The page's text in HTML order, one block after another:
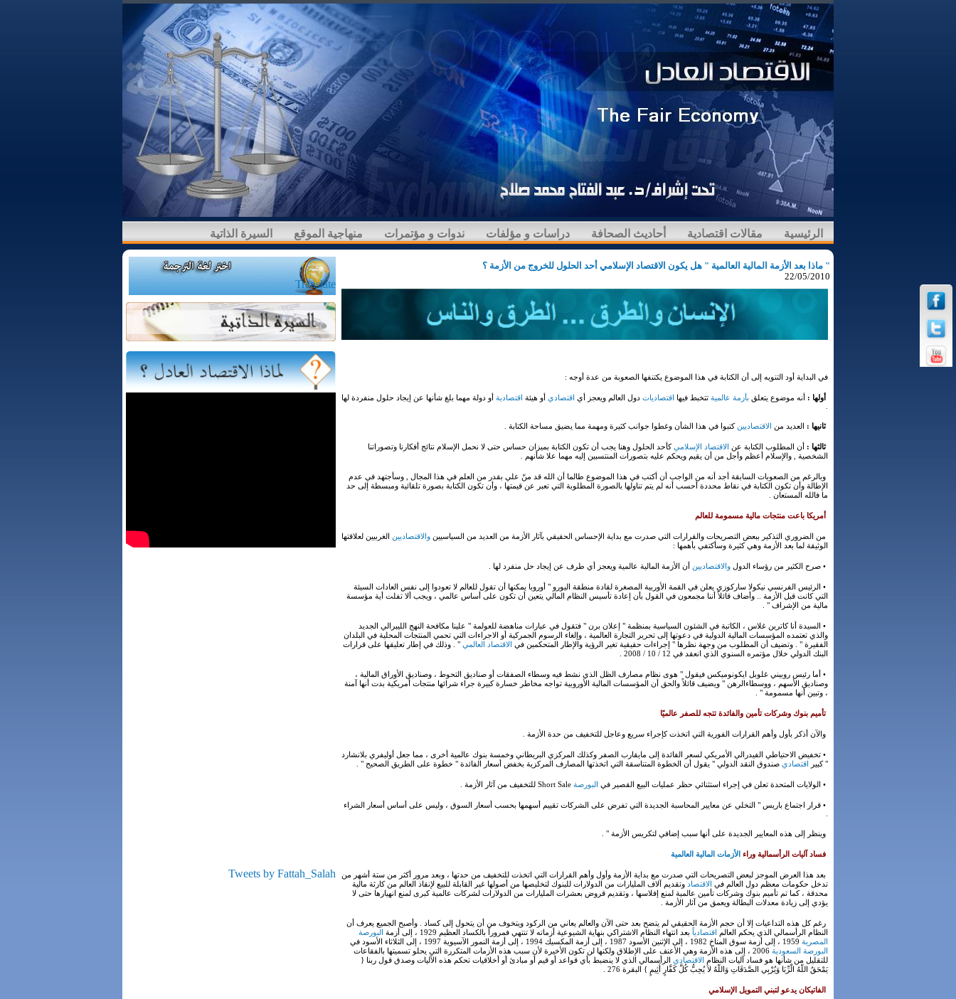
الرئيسية مقالات اقتصادية أحاديث الصحافة دراسات و مؤلفات ندوات و مؤتمرات منهاجية الموقع السيرة الذاتية
" ماذا بعد الأزمة المالية العالمية " هل يكون الاقتصاد الإسلامي أحد الحلول للخروج من الأزمة ؟
22/05/2010
في البداية أود التنويه إلى أن الكتابة في هذا الموضوع يكتنفها الصعوبة من عدة أوجه :
أولها : أنه موضوع يتعلق بأزمة عالمية تتخبط فيها اقتصاديات دول العالم ويعجز أي اقتصادي أو هيئة اقتصادية أو دولة مهما بلغ شأنها عن إيجاد حلول منفردة لها
ثانيها : العديد من الاقتصاديين كتبوا في هذا الشأن وغطوا جوانب كثيرة ومهمة مما يضيق مساحة الكتابة .
ثالثها : أن المطلوب الكتابة عن الاقتصاد الإسلاميكأحد الحلول وهنا يجب أن تكون الكتابة بميزان حساس حتى لا نحمل الإسلام نتائج أفكارنا وتصوراتنا
الشخصية , والإسلام أعظم وأجل من أن يقيم ويحكم عليه بتصورات المنتسبين إليه مهما علا شأنهم .
وبالرغم من الصعوبات السابقة أجد أنه من الواجب أن أكتب في هذا الموضوع طالما أن الله قد منّ علي بقدر من العلم في هذا المجال , وسأجتهد في عدم
الإطالة وأن تكون الكتابة في نقاط محددة أحسب أنه لم يتم تناولها بالصورة المطلوبة التي تعبر عن قيمتها ، وأن تكون الكتابة بصورة تلقائية ومبسطة إلى حد
ما فالله المستعان .
أمريكا باعت منتجات مالية مسمومة للعالم
من الضروري التذكير ببعض التصريحات والقرارات التي صدرت مع بداية الإحساس الحقيقي بآثار الأزمة من العديد من السياسيين والاقتصاديين الغربيين لعلاقتها
الوثيقة لما بعد الأزمة وهي كثيرة وسأكتفي بأهمها :
• صرح الكثير من رؤساء الدول والاقتصاديين أن الأزمة المالية عالمية ويعجز أي طرف عن إيجاد حل منفرد لها .
• الرئيس الفرنسي نيكولا ساركوزي يعلن في القمة الأوربية المصغرة لقادة منطقة اليورو " أوروبا يمكنها أن تقول للعالم لا تعودوا إلى نفس العادات السيئة
التي كانت قبل الأزمة .. وأضاف قائلاً أننا مجمعون في القول بأن إعادة تأسيس النظام المالي يتعين أن تكون على أساس عالمي ، ويجب ألا تفلت أية مؤسسة
مالية من الإشراف " .
• السيدة أنا كاترين غلاس ، الكاتبة في الشئون السياسية بمنظمة " إعلان برن " فتقول في عبارات مناهضة للعولمة " علينا مكافحة النهج الليبرالي الجديد
والذي تعتمده المؤسسات المالية الدولية في دعوتها إلى تحرير التجارة العالمية ، وإلغاء الرسوم الجمركية أو الاجراءات التي تحمي المنتجات المحلية في البلدان
الفقيرة " . وتضيف أن المطلوب من وجهة نظرها " إجراءات حقيقية تغير الرؤية والإطار المتحكمين في الاقتصاد العالمي " . وذلك في إطار تعليقها على قرارات
البنك الدولي خلال مؤتمره السنوي الذي انعقد في 12 / 10 / 2008 .
• أما رئيس روبيني غلوبل ايكونوميكس فيقول " هوى نظام مصارف الظل الذي نشط فيه وسطاء الصفقات أو صناديق التحوط ، وصناديق الأوراق المالية ،
وصناديق الأسهم ، ووسطاءالرهن " ويضيف قائلاً والحق أن المؤسسات المالية الأوروبية تواجه مخاطر خسارة كبيرة جراء شرائها منتجات أمريكية بدت أنها آمنة
، وتبين أنها مسمومة " .
تأميم بنوك وشركات تأمين والفائدة تتجه للصفر عالميًا
والآن أذكر بأول وأهم القرارات الفورية التي اتخذت كإجراء سريع وعاجل للتخفيف من حدة الأزمة .
• تخفيض الاحتياطي الفيدرالي الأمريكي لسعر الفائدة إلى مايقارب الصفر وكذلك المركزي البريطاني وخمسة بنوك عالمية أخرى ، مما جعل أوليفري بلانشارد
" كبير
اقتصادي صندوق النقد الدولي " يقول أن الخطوة المتناسقة التي اتخذتها المصارف المركزية بخفض أسعار الفائدة " خطوة على الطريق الصحيح " .
• الولايات المتحدة تعلن في إجراء استثنائي حظر عمليات البيع القصير في البورصة
• قرار اجتماع باريس " التخلي عن معايير المحاسبة الجديدة التي تفرض على الشركات تقييم أسهمها بحسب أسعار السوق ، وليس على أساس أسعار الشراء
وينظر إلى هذه المعايير الجديدة على أنها سبب إضافي لتكريس الأزمة " .
فساد آليات الرأسمالية وراء الأزمات المالية العالمية
بعد هذا العرض الموجز لبعض التصريحات التي صدرت مع بداية الأزمة وأول وأهم القرارات التي اتخذت للتخفيف من حدتها ، وبعد مرور أكثر من ستة أشهر من
تدخل حكومات معظم دول العالم في الاقتصاد وتقديم آلاف المليارات من الدولارات للبنوك لتخليصها من أصولها غير القابلة للبيع لإنقاذ العالم من كارثة مالية
محدقة ، كما تم تأميم بنوك وشركات تأمين عالمية لمنع إفلاسها ، وتقديم قروض بعشرات المليارات من الدولارات لشركات عالمية كبرى لمنع انهيارها حتى لا
يؤدي إلى زيادة معدلات البطالة ويعمق من آثار الأزمة .
رغم كل هذه التداعيات إلا أن حجم الأزمة الحقيقي لم يتضح بعد حتى الآن والعالم يعاني من الركود ويتخوف من أن يتحول إلى كساد . وأصبح الجميع يعرف أن
النظام الرأسمالي الذي يحكم العالم
اقتصادياً بعد انتهاء النظام الاشتراكي بنهاية الشيوعية أزماته لا تنتهي فمروراً بالكساد العظيم 1929 ، إلى أزمة
البورصة
المصرية
البورصة السعودية
2006 ، إلى هذه الأزمة وهي الأعنف على الإطلاق ولكنها لن تكون الأخيرة لأن سبب هذه الأزمات المتكررة التي يحلو تسميتها بالفقاعات
للتقليل من شأنها هو فساد آليات النظام
الاقتصادي الرأسمالي الذي لا ينضبط بأي قواعد أو قيم أو مبادئ أو أخلاقيات تحكم هذه الآليات وصدق قول ربنا {
يَمْحَقُ اللّهُ الْرِّبَا وَيُرْبِي الصَّدَقَاتِ وَاللّهُ لاَ يُحِبُّ كُلَّ كَفَّارٍ أَثِيمٍ } البقرة 276 .
الفاتيكان يدعو لتبني التمويل الإسلامي
Translate
Tweets by Fattah_Salah